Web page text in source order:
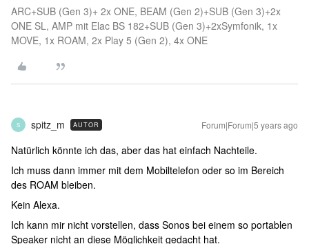
ARC+SUB (Gen 3)+ 2x ONE, BEAM (Gen 2)+SUB (Gen 3)+2x
ONE SL, AMP mit Elac BS 182+SUB (Gen 3)+2xSymfonik, 1x
MOVE, 1x ROAM, 2x Play 5 (Gen 2), 4x ONE
S spitz_m AUTOR Forum|Forum|5 years ago
Natürlich könnte ich das, aber das hat einfach Nachteile.
Ich muss dann immer mit dem Mobiltelefon oder so im Bereich
des ROAM bleiben.
Kein Alexa.
Ich kann mir nicht vorstellen, dass Sonos bei einem so portablen
Speaker nicht an diese Möglichkeit gedacht hat.